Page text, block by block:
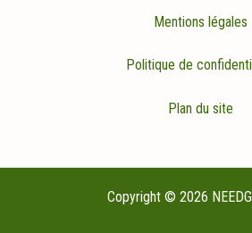
Mentions légales
Politique de
Plan du site
Copyright © 2026